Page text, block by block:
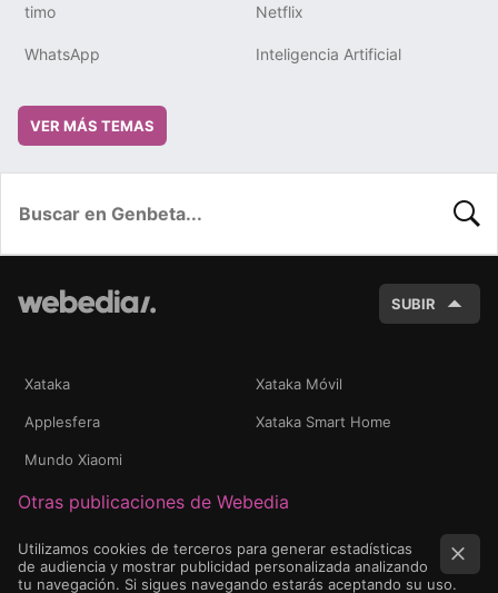
timo Netflix
WhatsApp Inteligencia Artificial
VER MÁS TEMAS
SUBIR
Xataka Xataka Móvil
Applesfera Xataka Smart Home
Mundo Xiaomi
Otras publicaciones de Webedia
Utilizamos cookies de terceros para generar estadísticas
de audiencia y mostrar publicidad personalizada analizando
tu navegación. Si sigues navegando estarás aceptando su uso.